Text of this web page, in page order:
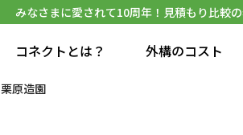
みなさまに愛されて10周年！見積もり比較の
コネクトとは？ 外構のコスト
栗原造園